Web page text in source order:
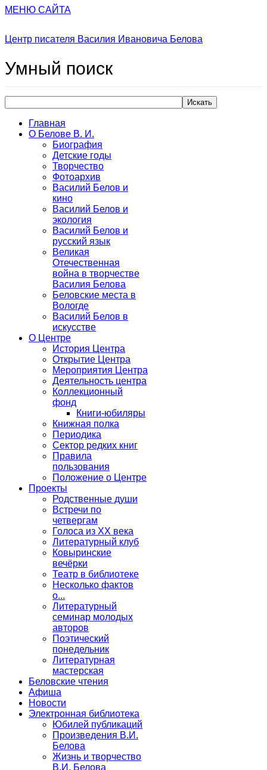
МЕНЮ САЙТА
Центр писателя Василия Ивановича Белова
Умный поиск
Искать
Главная
О Белове В. И.
Биография
Детские годы
Творчество
Фотоархив
Василий Белов и
кино
Василий Белов и
экология
Василий Белов и
русский язык
Великая
Отечественная
война в творчестве
Василия Белова
Беловские места в
Вологде
Василий Белов в
искусстве
О Центре
История Центра
Открытие Центра
Мероприятия Центра
Деятельность центра
Коллекционный
фонд
Книги-юбиляры
Книжная полка
Периодика
Сектор редких книг
Правила
пользования
Положение о Центре
Проекты
Родственные души
Встречи по
четвергам
Голоса из ХХ века
Литературный клуб
Ковыринские
вечёрки
Театр в библиотеке
Несколько фактов
о...
Литературный
семинар молодых
авторов
Поэтический
понедельник
Литературная
мастерская
Беловские чтения
Афиша
Новости
Электронная библиотека
Юбилей публикаций
Произведения В.И.
Белова
Жизнь и творчество
В.И. Белова